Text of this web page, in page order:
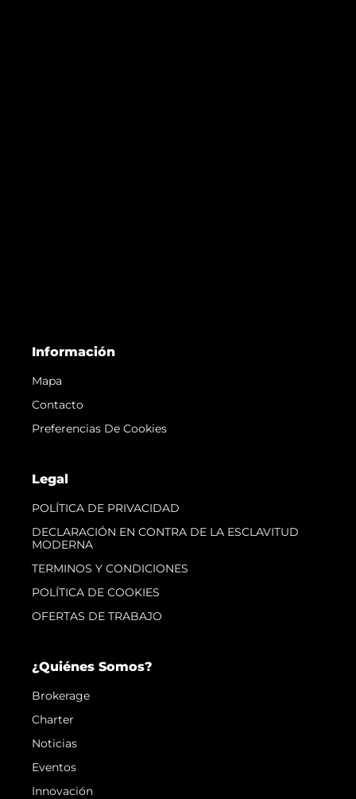
Información
Mapa
Contacto
Preferencias De Cookies
Legal
POLÍTICA DE PRIVACIDAD
DECLARACIÓN EN CONTRA DE LA ESCLAVITUD
MODERNA
TERMINOS Y CONDICIONES
POLÍTICA DE COOKIES
OFERTAS DE TRABAJO
¿Quiénes Somos?
Brokerage
Charter
Noticias
Eventos
Innovación